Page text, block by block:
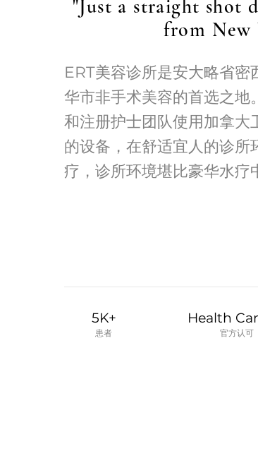
"Just a straight shot
from New
ERT美容诊所是安大略省密
华市非手术美容的首选之地
和注册护士团队使用加拿
的设备，在舒适宜人的诊所
疗，诊所环境堪比豪华水疗
5K+
患者
Health
官方认可